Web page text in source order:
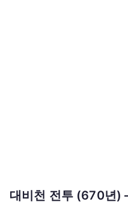
대비천 전투 (670년)